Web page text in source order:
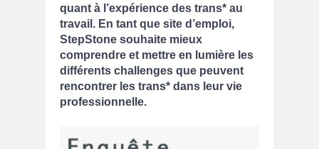
quant à l’expérience des trans* au
travail. En tant que site d’emploi,
StepStone souhaite mieux
comprendre et mettre en lumière les
différents challenges que peuvent
rencontrer les trans* dans leur vie
professionnelle.